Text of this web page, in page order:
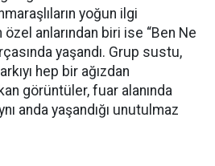
yoğun ilgi
anlarından biri ise “Ben Ne
yaşandı. Grup sustu,
hep bir ağızdan
görüntüler, fuar alanında
anda yaşandığı unutulmaz